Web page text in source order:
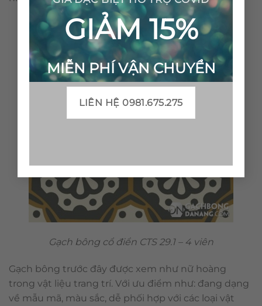
GIẢM 15%
MIỄN PHÍ VẬN CHUYỂN
LIÊN HỆ 0981.675.275
Gạch bông cổ điển CTS 29.1 – 4 viên
Gạch bông trước đây được xem như nữ hoàng
trong vật liệu trang trí. Với ưu điểm như: đang dạng
về mẫu mã, màu sắc, dễ phối hợp với các loại vật